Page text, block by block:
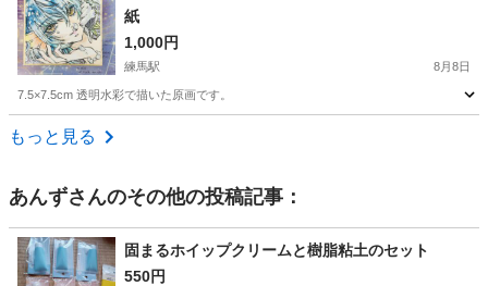
紙
1,000円
練馬駅 8月8日
7.5×7.5cm 透明水彩で描いた原画です。
東京 練馬区
もっと見る
あんずさんのその他の投稿記事：
固まるホイップクリームと樹脂粘土のセット
550円